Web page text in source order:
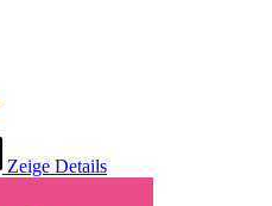
Zeige Details